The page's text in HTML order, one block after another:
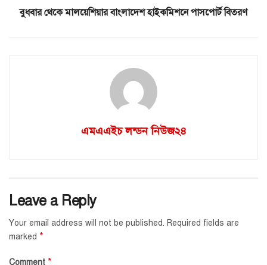
বুধবার থেকে মালয়েশিয়ার বাংলাদেশ হাইকমিশনে পাসপোর্ট বিতরণ
এমএএইচ লন্ডন নিউজ২৪
Leave a Reply
Your email address will not be published. Required fields are
marked *
Comment *